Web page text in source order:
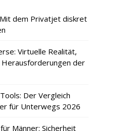
dem Privatjet diskret
Virtuelle Realität,
Herausforderungen der
Der Vergleich
für Unterwegs 2026
Männer: Sicherheit